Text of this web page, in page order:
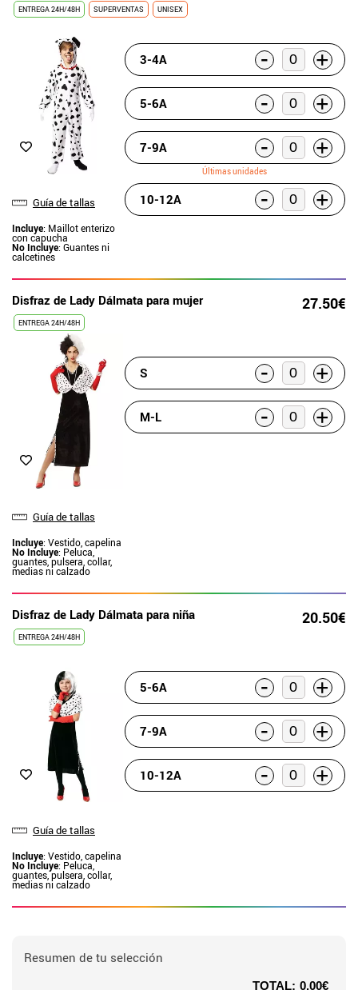
ENTREGA 24H/48H SUPERVENTAS UNISEX
Guía de tallas
Incluye: Maillot enterizo
con capucha
No Incluye: Guantes ni
calcetines
3-4A - +
5-6A - +
7-9A - +
Últimas unidades
10-12A - +
Disfraz de Lady Dálmata para mujer 27.50€
ENTREGA 24H/48H
Guía de tallas
Incluye: Vestido, capelina
No Incluye: Peluca,
guantes, pulsera, collar,
medias ni calzado
S - +
M-L - +
Disfraz de Lady Dálmata para niña 20.50€
ENTREGA 24H/48H
Guía de tallas
Incluye: Vestido, capelina
No Incluye: Peluca,
guantes, pulsera, collar,
medias ni calzado
5-6A - +
7-9A - +
10-12A - +
Resumen de tu selección
TOTAL: 0.00€